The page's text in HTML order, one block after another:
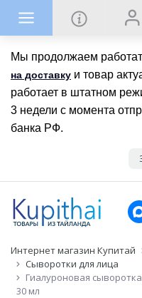
Мы продолжаем
на доставку и товар
работает в штатном
3 недели с момента
банка РФ.
Интернет магазин Купитай
Сыворотки для лица
Гиалуроновая
30 мл